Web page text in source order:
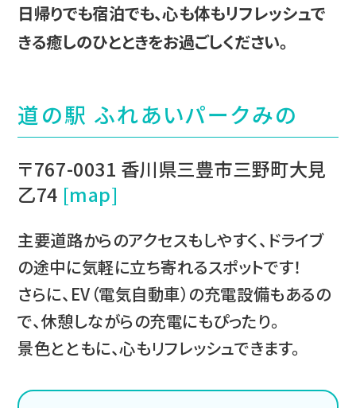
日帰りでも宿泊でも、心も体もリフレッシュで
きる癒しのひとときをお過ごしください。
道の駅 ふれあいパークみの
〒767-0031 香川県三豊市三野町大見
乙74 [map]
主要道路からのアクセスもしやすく、ドライブ
の途中に気軽に立ち寄れるスポットです！
さらに、EV（電気自動車）の充電設備もあるの
で、休憩しながらの充電にもぴったり。
景色とともに、心もリフレッシュできます。